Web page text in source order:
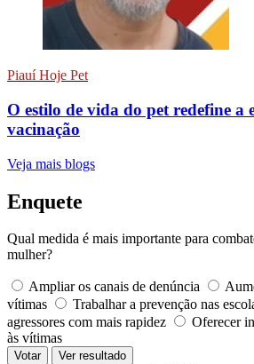
Piauí Hoje Pet
O estilo de vida do pet redefine a
vacinação
Veja mais blogs
Enquete
Qual medida é mais importante para
mulher?
Ampliar os canais de denúncia
vítimas
Trabalhar a prevenção nas
agressores com mais rapidez
Oferecer
às vítimas
Votar Ver resultado